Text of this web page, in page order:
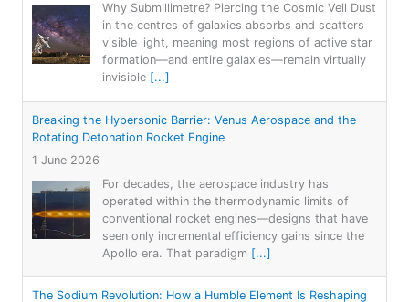
Why Submillimetre? Piercing the Cosmic Veil Dust
in the centres of galaxies absorbs and scatters
visible light, meaning most regions of active star
formation—and entire galaxies—remain virtually
invisible [...]
Breaking the Hypersonic Barrier: Venus Aerospace and the
Rotating Detonation Rocket Engine
1 June 2026
For decades, the aerospace industry has
operated within the thermodynamic limits of
conventional rocket engines—designs that have
seen only incremental efficiency gains since the
Apollo era. That paradigm [...]
The Sodium Revolution: How a Humble Element Is Reshaping